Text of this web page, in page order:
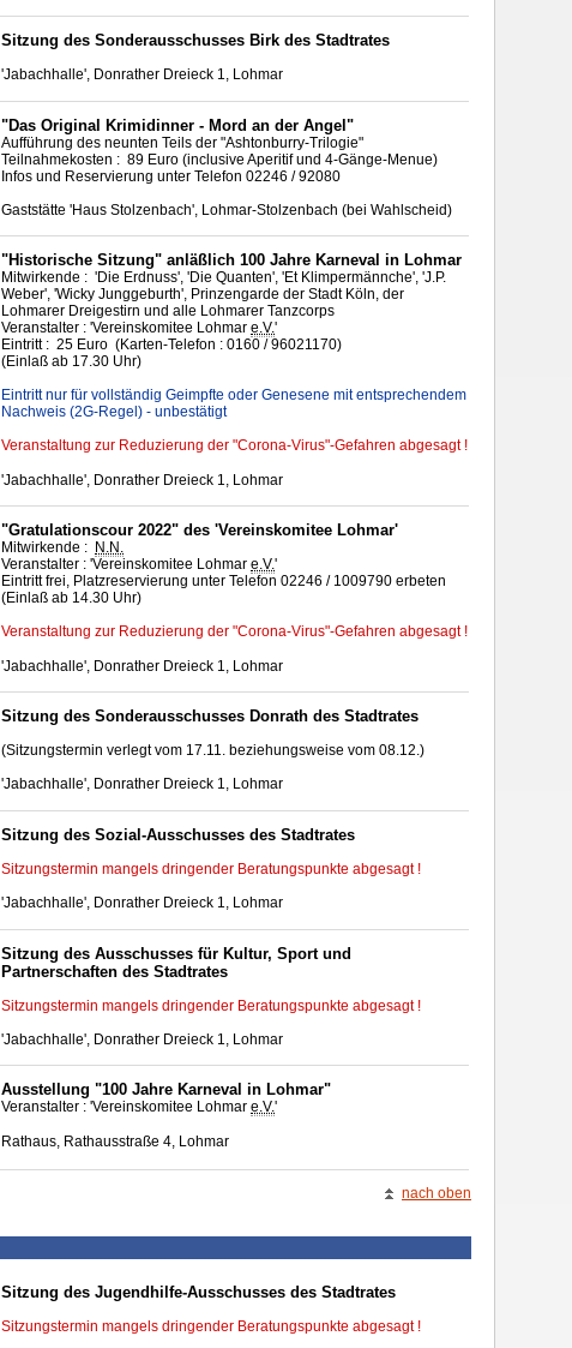
Sitzung des Sonderausschusses Birk des Stadtrates
'Jabachhalle', Donrather Dreieck 1, Lohmar
"Das Original Krimidinner - Mord an der Angel"
Aufführung des neunten Teils der "Ashtonburry-Trilogie"
Teilnahmekosten : 89 Euro (inclusive Aperitif und 4-Gänge-Menue)
Infos und Reservierung unter Telefon 02246 / 92080
Gaststätte 'Haus Stolzenbach', Lohmar-Stolzenbach (bei Wahlscheid)
"Historische Sitzung" anläßlich 100 Jahre Karneval in Lohmar
Mitwirkende : 'Die Erdnuss', 'Die Quanten', 'Et Klimpermännche', 'J.P.
Weber', 'Wicky Junggeburth', Prinzengarde der Stadt Köln, der
Lohmarer Dreigestirn und alle Lohmarer Tanzcorps
Veranstalter : 'Vereinskomitee Lohmar e.V.'
Eintritt : 25 Euro (Karten-Telefon : 0160 / 96021170)
(Einlaß ab 17.30 Uhr)
Eintritt nur für vollständig Geimpfte oder Genesene mit entsprechendem
Nachweis (2G-Regel) - unbestätigt
Veranstaltung zur Reduzierung der "Corona-Virus"-Gefahren abgesagt !
'Jabachhalle', Donrather Dreieck 1, Lohmar
"Gratulationscour 2022" des 'Vereinskomitee Lohmar'
Mitwirkende : N.N.
Veranstalter : 'Vereinskomitee Lohmar e.V.'
Eintritt frei, Platzreservierung unter Telefon 02246 / 1009790 erbeten
(Einlaß ab 14.30 Uhr)
Veranstaltung zur Reduzierung der "Corona-Virus"-Gefahren abgesagt !
'Jabachhalle', Donrather Dreieck 1, Lohmar
Sitzung des Sonderausschusses Donrath des Stadtrates
(Sitzungstermin verlegt vom 17.11. beziehungsweise vom 08.12.)
'Jabachhalle', Donrather Dreieck 1, Lohmar
Sitzung des Sozial-Ausschusses des Stadtrates
Sitzungstermin mangels dringender Beratungspunkte abgesagt !
'Jabachhalle', Donrather Dreieck 1, Lohmar
Sitzung des Ausschusses für Kultur, Sport und
Partnerschaften des Stadtrates
Sitzungstermin mangels dringender Beratungspunkte abgesagt !
'Jabachhalle', Donrather Dreieck 1, Lohmar
Ausstellung "100 Jahre Karneval in Lohmar"
Veranstalter : 'Vereinskomitee Lohmar e.V.'
Rathaus, Rathausstraße 4, Lohmar
nach oben
Sitzung des Jugendhilfe-Ausschusses des Stadtrates
Sitzungstermin mangels dringender Beratungspunkte abgesagt !